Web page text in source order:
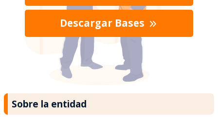
Descargar Bases
Sobre la entidad